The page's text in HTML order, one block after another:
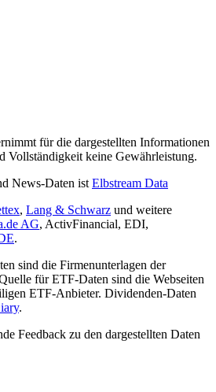
für die dargestellten Informationen
Vollständigkeit keine Gewährleistung.
News-Daten ist Elbstream Data
, Lang & Schwarz und weitere
AG, ActivFinancial, EDI,
.
sind die Firmenunterlagen der
für ETF-Daten sind die Webseiten
ETF-Anbieter. Dividenden-Daten
.
Feedback zu den dargestellten Daten